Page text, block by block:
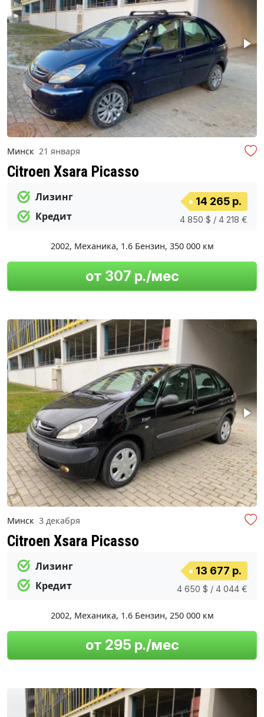
Минск 21 января
Citroen Xsara Picasso
Лизинг
Кредит
14 265 р.
4 850 $ / 4 218 €
2002, Механика, 1.6 Бензин, 350 000 км
от 307 р./мес
Минск 3 декабря
Citroen Xsara Picasso
Лизинг
Кредит
13 677 р.
4 650 $ / 4 044 €
2002, Механика, 1.6 Бензин, 250 000 км
от 295 р./мес